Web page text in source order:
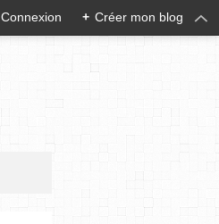
Connexion + Créer mon blog